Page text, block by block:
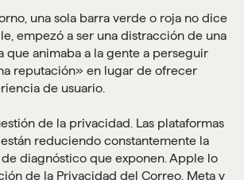
una sola barra verde o roja no dice
empezó a ser una distracción de una
que animaba a la gente a perseguir
reputación» en lugar de ofrecer
de usuario.
de la privacidad. Las plataformas
reduciendo constantemente la
diagnóstico que exponen. Apple lo
de la Privacidad del Correo. Meta y